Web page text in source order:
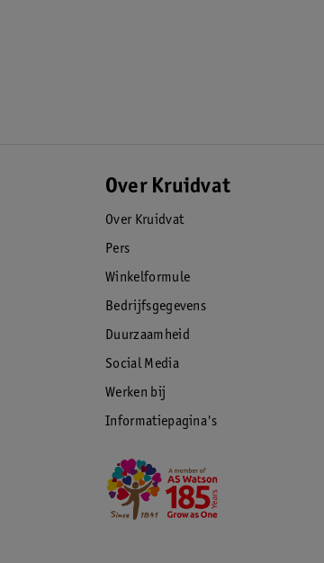
Over Kruidvat
Over Kruidvat
Pers
Winkelformule
Bedrijfsgegevens
Duurzaamheid
Social Media
Werken bij
Informatiepagina's